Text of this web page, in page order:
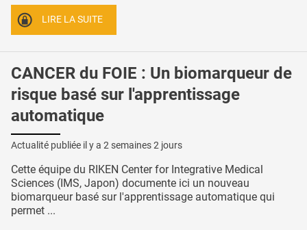
LIRE LA SUITE
CANCER du FOIE : Un biomarqueur de
risque basé sur l'apprentissage
automatique
Actualité publiée il y a 2 semaines 2 jours
Cette équipe du RIKEN Center for Integrative Medical
Sciences (IMS, Japon) documente ici un nouveau
biomarqueur basé sur l'apprentissage automatique qui
permet ...